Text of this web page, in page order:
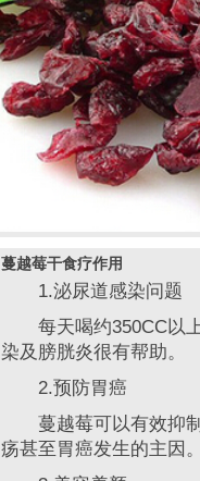
蔓越莓干食疗作用
1.泌尿道感染问题
每天喝约350CC以上
染及膀胱炎很有帮助。
2.预防胃癌
蔓越莓可以有效抑制
疡甚至胃癌发生的主因。